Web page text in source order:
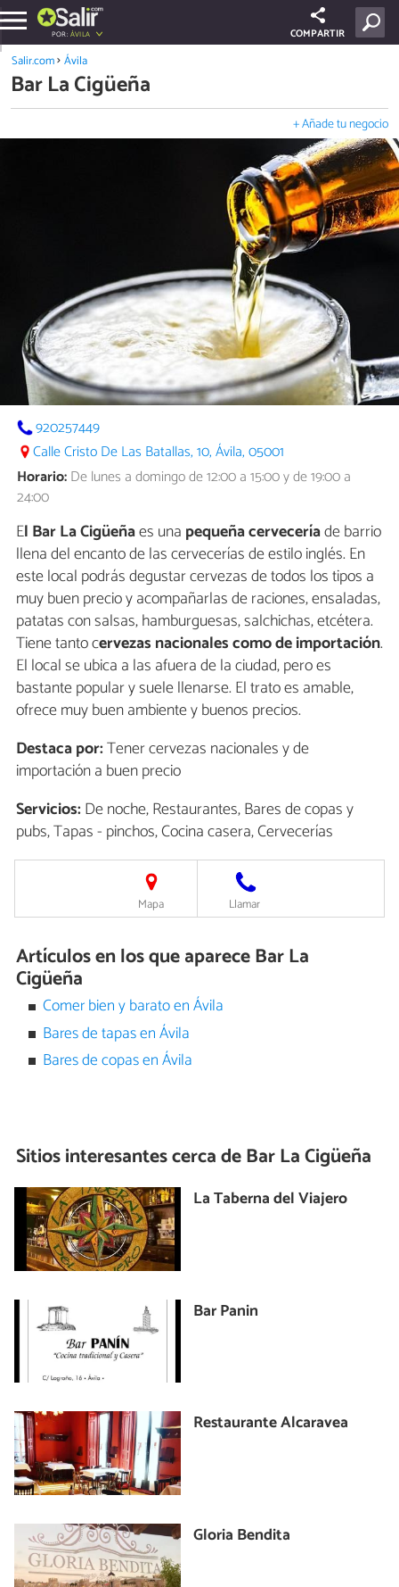
POR: ÁVILA COMPARTIR
Salir.com Ávila
Bar La Cigüeña
+ Añade tu negocio
920257449
Calle Cristo De Las Batallas, 10, Ávila, 05001
Horario:De lunes a domingo de 12:00 a 15:00 y de 19:00 a
24:00
El Bar La Cigüeñaes una pequeña cerveceríade barrio
llena del encanto de las cervecerías de estilo inglés. En
este local podrás degustar cervezas de todos los tipos a
muy buen precio y acompañarlas de raciones, ensaladas,
patatas con salsas, hamburguesas, salchichas, etcétera.
Tiene tanto cervezas nacionales como de importación.
El local se ubica a las afuera de la ciudad, pero es
bastante popular y suele llenarse. El trato es amable,
ofrece muy buen ambiente y buenos precios.
Destaca por:Tener cervezas nacionales y de
importación a buen precio
Servicios:De noche, Restaurantes, Bares de copas y
pubs, Tapas - pinchos, Cocina casera, Cervecerías
Mapa Llamar
Artículos en los que aparece Bar La
Cigüeña
Comer bien y barato en Ávila
Bares de tapas en Ávila
Bares de copas en Ávila
Sitios interesantes cerca deBar La Cigüeña
La Taberna del Viajero
Bar Panin
Restaurante Alcaravea
Gloria Bendita